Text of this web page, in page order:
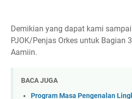
Demikian yang dapat kami
PJOK/Penjas Orkes untuk Bagian
Aamiin.
BACA JUGA
Program Masa Pengenalan